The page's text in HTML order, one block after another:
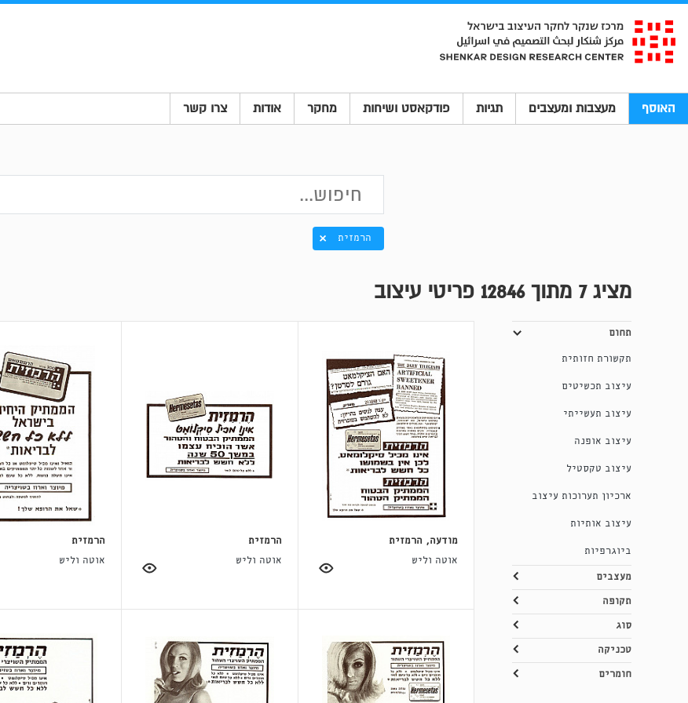
האוסף מעצבות ומעצבים תגיות פודקאסט ושיחות מחקר אודות צרו קשר
הרמזית
מציג7 מתוך 12846 פריטי עיצוב
תחום
תקשורת חזותית
עיצוב תכשיטים
עיצוב תעשייתי
עיצוב אופנה
עיצוב טקסטיל
ארכיון תערוכות עיצוב
עיצוב אותיות
ביוגרפיות
מעצבים
תקופה
סוג
טכניקה
חומרים
מודעה, הרמזית
אוטה וליש
הרמזית
אוטה וליש
הרמזית
אוטה וליש